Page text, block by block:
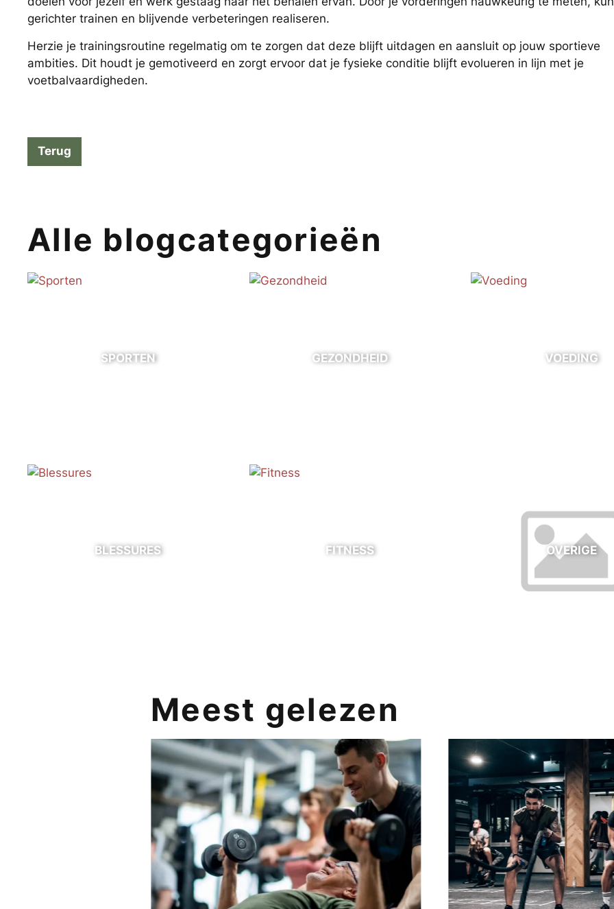
gerichter trainen en blijvende verbeteringen realiseren.
Herzie je trainingsroutine regelmatig om te zorgen dat deze blijft uitdagen en aansluit op jouw sportieve
ambities. Dit houdt je gemotiveerd en zorgt ervoor dat je fysieke conditie blijft evolueren in lijn met je
voetbalvaardigheden.
Terug
Alle blogcategorieën
SPORTEN GEZONDHEID VOEDING
BLESSURES FITNESS OVERIGE
Meest gelezen